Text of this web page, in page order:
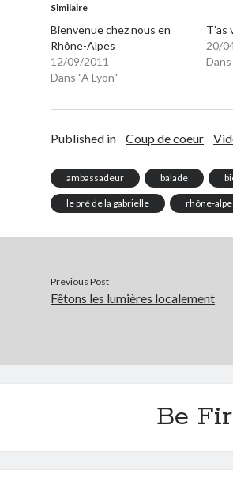
Similaire
Bienvenue chez nous en
Rhône-Alpes
12/09/2011
Dans "A Lyon"
T’as
20/
Published in Coup de coeur
ambassadeur balade
le pré de la gabrielle rhône-
Previous Post
Fêtons les lumières localement
Be